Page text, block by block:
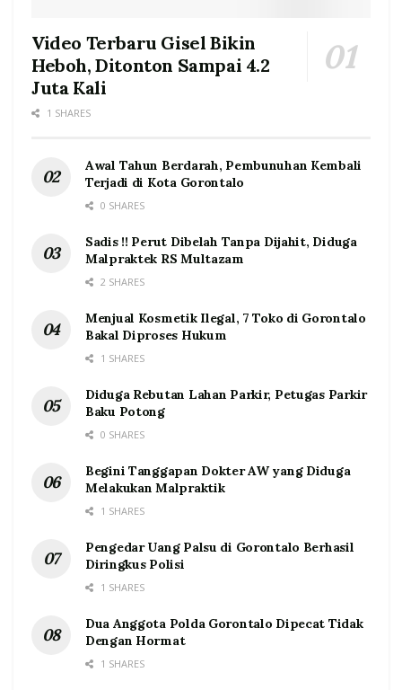
Video Terbaru Gisel Bikin
Heboh, Ditonton Sampai 4.2
Juta Kali
1 SHARES
Awal Tahun Berdarah, Pembunuhan Kembali
Terjadi di Kota Gorontalo
0 SHARES
Sadis !! Perut Dibelah Tanpa Dijahit, Diduga
Malpraktek RS Multazam
2 SHARES
Menjual Kosmetik Ilegal, 7 Toko di Gorontalo
Bakal Diproses Hukum
1 SHARES
Diduga Rebutan Lahan Parkir, Petugas Parkir
Baku Potong
0 SHARES
Begini Tanggapan Dokter AW yang Diduga
Melakukan Malpraktik
1 SHARES
Pengedar Uang Palsu di Gorontalo Berhasil
Diringkus Polisi
1 SHARES
Dua Anggota Polda Gorontalo Dipecat Tidak
Dengan Hormat
1 SHARES